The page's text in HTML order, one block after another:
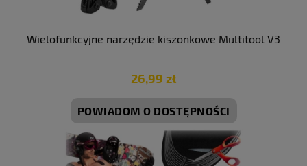
Wielofunkcyjne narzędzie kiszonkowe Multitool V3
26,99 zł
POWIADOM O DOSTĘPNOŚCI